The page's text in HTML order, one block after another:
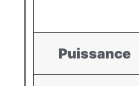
Puissance